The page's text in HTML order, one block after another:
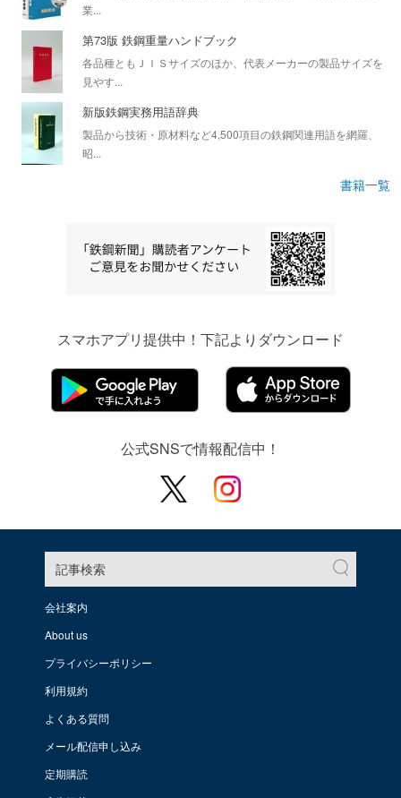
業...
第73版 鉄鋼重量ハンドブック
各品種ともＪＩＳサイズのほか、代表メーカーの製品サイズを
見やす...
新版鉄鋼実務用語辞典
製品から技術・原材料など4,500項目の鉄鋼関連用語を網羅、
昭...
書籍一覧
スマホアプリ提供中！下記よりダウンロード
公式SNSで情報配信中！
記事検索
会社案内
About us
プライバシーポリシー
利用規約
よくある質問
メール配信申し込み
定期購読